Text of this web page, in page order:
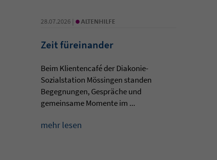
28.07.2026 | • ALTENHILFE
Zeit füreinander
Beim Klientencafé der Diakonie-
Sozialstation Mössingen standen
Begegnungen, Gespräche und
gemeinsame Momente im ...
mehr lesen